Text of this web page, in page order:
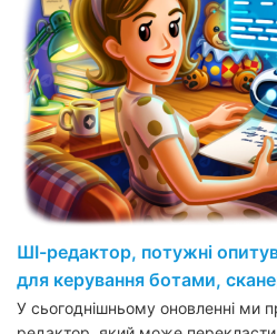
ШІ-редактор, потужні
для керування ботами,
У сьогоднішньому оновленні ми